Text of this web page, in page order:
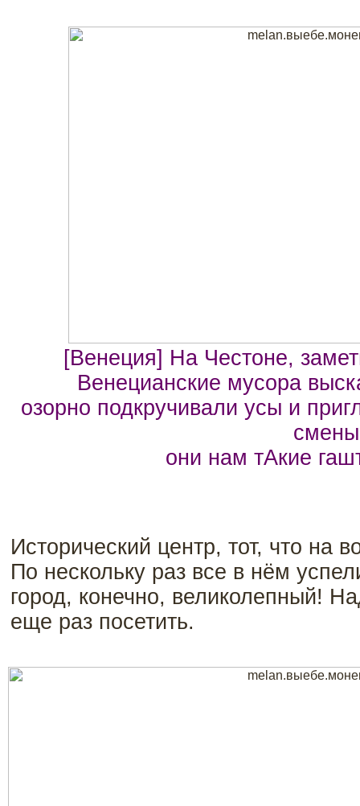
[Венеция] На Честоне,
Венецианские мусора
озорно подкручивали усы и
они нам тАкие
Исторический центр, тот, что на
По нескольку раз все в нём
город, конечно, великолепный!
еще раз посетить.